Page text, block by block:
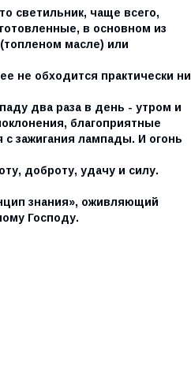
светильник, чаще всего,
в основном из
масле) или
не обходится практически ни
два раза в день - утром и
благоприятные
зажигания лампады. И огонь
доброту, удачу и силу.
знания», оживляющий
Господу.